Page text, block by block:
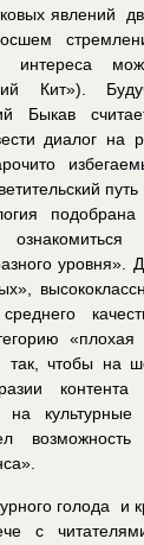
явлений
интереса
Кит»).
Быкав
диалог на
уровня».
«плохая
так, чтобы на
на культурные
возможность
голода и
с